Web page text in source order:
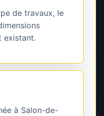
de travaux, le
existant.
à Salon-de-